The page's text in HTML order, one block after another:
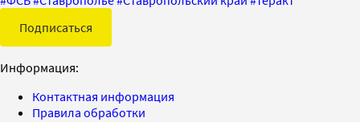
Подписаться
Информация:
Контактная информация
Правила обработки